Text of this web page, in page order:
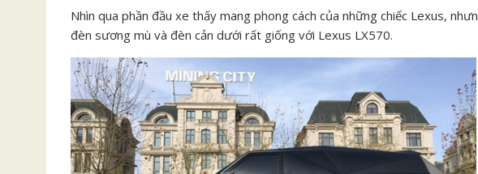
Nhìn qua phần đầu xe thấy mang phong cách của những chiếc Lexus,
đèn sương mù và đèn cản dưới rất giống với Lexus LX570.